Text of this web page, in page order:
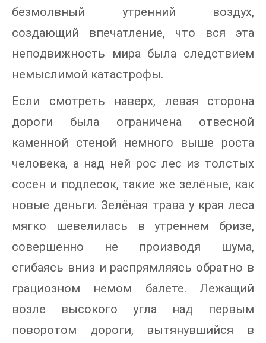
безмолвный утренний воздух,
создающий впечатление, что вся эта
неподвижность мира была следствием
немыслимой катастрофы.
Если смотреть наверх, левая сторона
дороги была ограничена отвесной
каменной стеной немного выше роста
человека, а над ней рос лес из толстых
сосен и подлесок, такие же зелёные, как
новые деньги. Зелёная трава у края леса
мягко шевелилась в утреннем бризе,
совершенно не производя шума,
сгибаясь вниз и распрямляясь обратно в
грациозном немом балете. Лежащий
возле высокого угла над первым
поворотом дороги, вытянувшийся в